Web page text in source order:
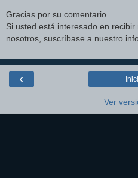
Gracias por su comentario.
Si usted está interesado en recibir
nosotros, suscríbase a nuestro
‹
Ver